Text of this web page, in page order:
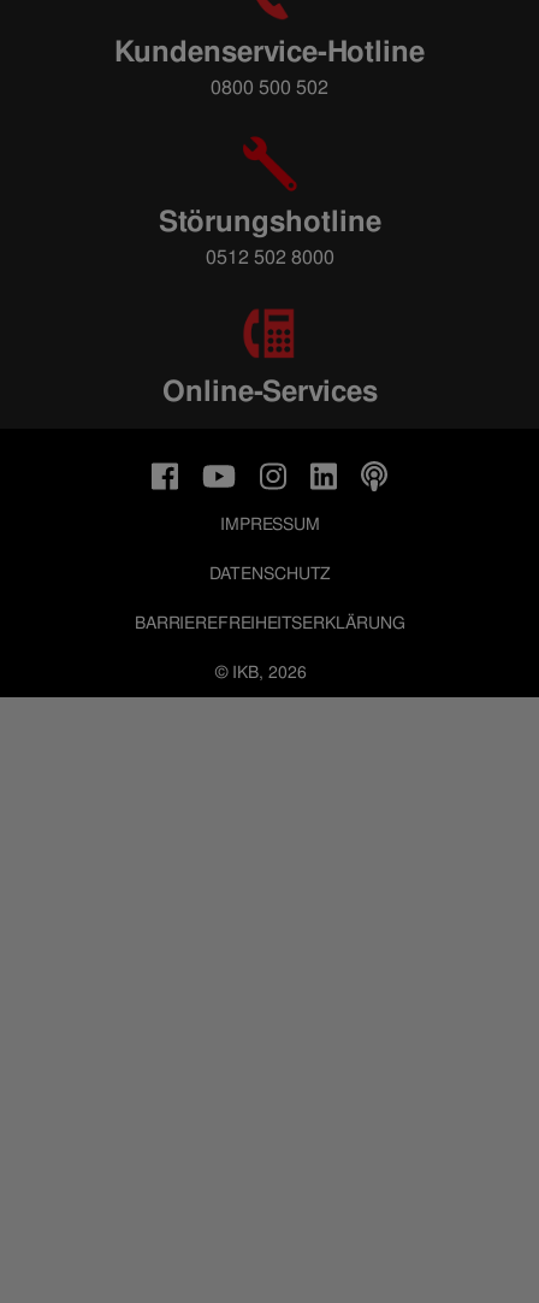
Kundenservice-Hotline
0800 500 502
Störungshotline
0512 502 8000
Online-Services
© IKB, 2026
IMPRESSUM
DATENSCHUTZ
BARRIEREFREIHEITSERKLÄRUNG